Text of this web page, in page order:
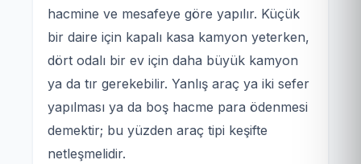
hacmine ve mesafeye göre yapılır. Küçük
bir daire için kapalı kasa kamyon yeterken,
dört odalı bir ev için daha büyük kamyon
ya da tır gerekebilir. Yanlış araç ya iki sefer
yapılması ya da boş hacme para ödenmesi
demektir; bu yüzden araç tipi keşifte
netleşmelidir.